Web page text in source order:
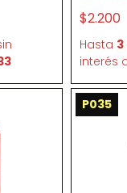
$2.200
Hasta 3
interés
P035